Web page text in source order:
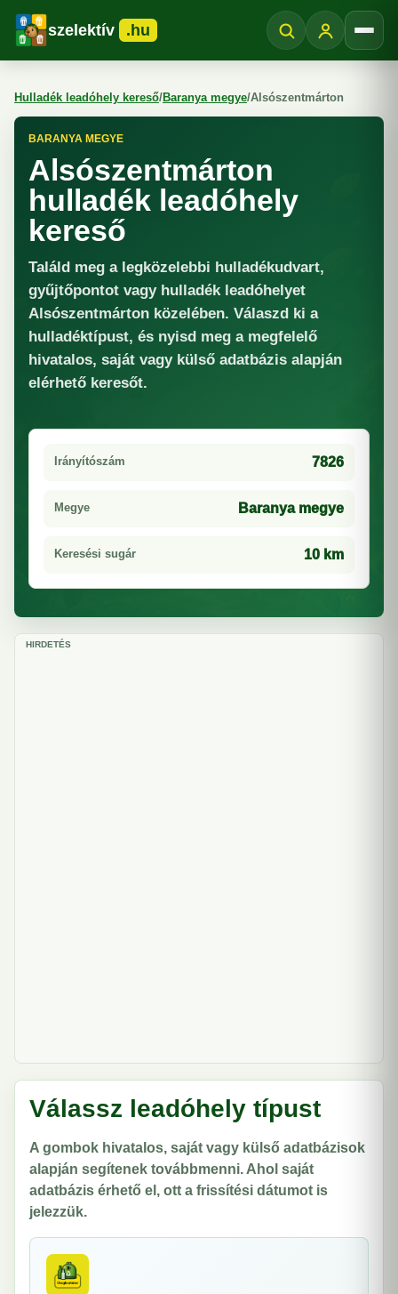
szelektív .hu
Hulladék leadóhely kereső/Baranya megye/Alsószentmárton
BARANYA MEGYE
Alsószentmárton
hulladék leadóhely
kereső
Találd meg a legközelebbi hulladékudvart,
gyűjtőpontot vagy hulladék leadóhelyet
Alsószentmárton közelében. Válaszd ki a
hulladéktípust, és nyisd meg a megfelelő
hivatalos, saját vagy külső adatbázis alapján
elérhető keresőt.
Irányítószám 7826
Megye Baranya megye
Keresési sugár 10 km
HIRDETÉS
Válassz leadóhely típust
A gombok hivatalos, saját vagy külső adatbázisok
alapján segítenek továbbmenni. Ahol saját
adatbázis érhető el, ott a frissítési dátumot is
jelezzük.